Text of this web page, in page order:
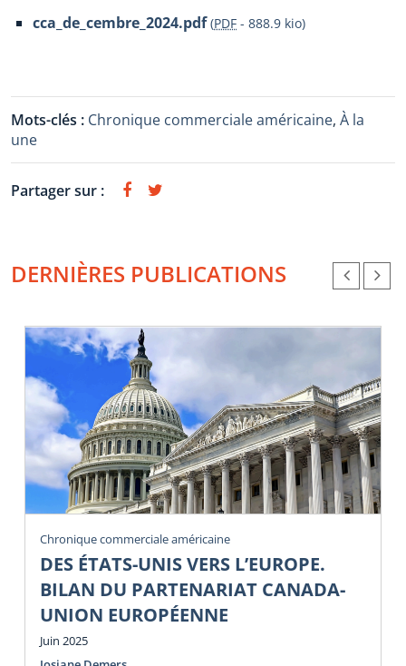
cca_de_cembre_2024.pdf (PDF - 888.9 kio)
Mots-clés : Chronique commerciale américaine, À la
une
Partager sur :
DERNIÈRES PUBLICATIONS
Chronique commerciale américaine
DES ÉTATS-UNIS VERS L’EUROPE.
BILAN DU PARTENARIAT CANADA-
UNION EUROPÉENNE
Juin 2025